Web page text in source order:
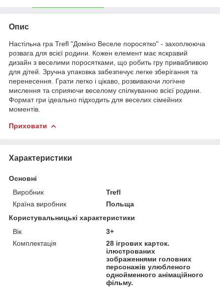
Опис
Настільна гра Trefl "Доміно Веселе поросятко" - захоплююча
розвага для всієї родини. Кожен елемент має яскравий
дизайн з веселими поросятками, що робить гру привабливою
для дітей. Зручна упаковка забезпечує легке зберігання та
перенесення. Грати легко і цікаво, розвиваючи логічне
мислення та сприяючи веселому спілкуванню всієї родини.
Формат гри ідеально підходить для веселих сімейних
моментів.
Приховати
Характеристики
Основні
Виробник
Trefl
Країна виробник
Польща
Користувальницькі характеристики
Вік
3+
Комплектація
28 ігрових карток.
ілюстрованих
зображеннями головних
персонажів улюбленого
однойменного анімаційного
фільму.